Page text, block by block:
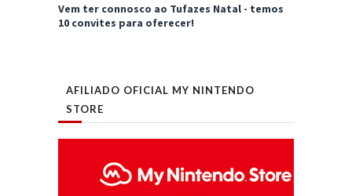
Vem ter connosco ao Tufazes Natal - temos
10 convites para oferecer!
AFILIADO OFICIAL MY NINTENDO
STORE